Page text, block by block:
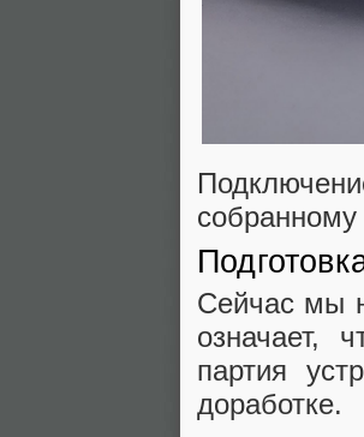
Сейчас мы
означает,
партия
доработке.